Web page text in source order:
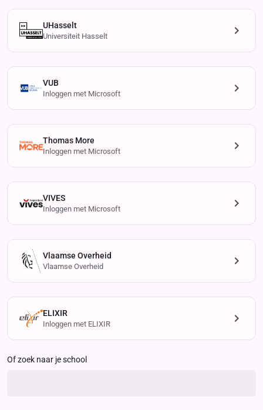
UHasselt
Universiteit Hasselt
VUB
Inloggen met Microsoft
Thomas More
Inloggen met Microsoft
VIVES
Inloggen met Microsoft
Vlaamse Overheid
Vlaamse Overheid
ELIXIR
Inloggen met ELIXIR
Of zoek naar je school